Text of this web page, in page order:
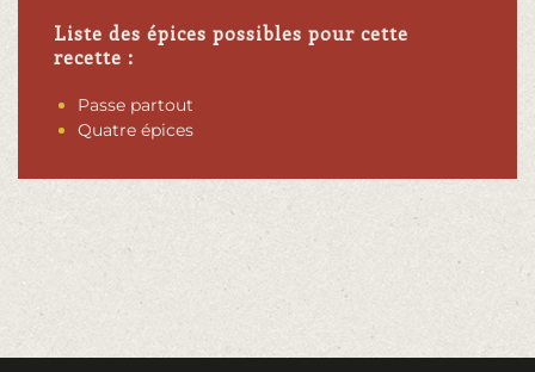
Liste des épices possibles pour cette
recette :
Passe partout
Quatre épices